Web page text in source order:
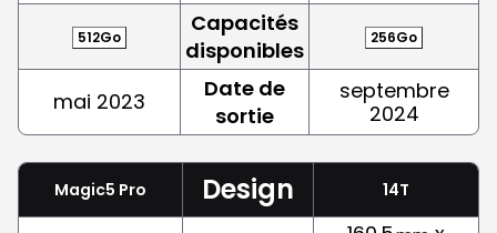
512Go
Capacités
disponibles
256Go
mai 2023
Date de
sortie
septembre
2024
Magic5 Pro Design 14T